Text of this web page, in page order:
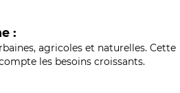
:
agricoles et naturelles. Cette
les besoins croissants.